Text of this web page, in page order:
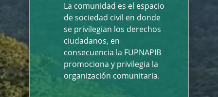
La comunidad es el espacio
de sociedad civil en donde
se privilegian los derechos
ciudadanos, en
consecuencia la FUPNAPIB
promociona y privilegia la
organización comunitaria.